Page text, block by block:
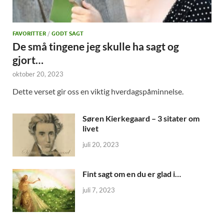
FAVORITTER / GODT SAGT
De små tingene jeg skulle ha sagt og
gjort…
oktober 20, 2023
Dette verset gir oss en viktig hverdagspåminnelse.
Søren Kierkegaard – 3 sitater om
livet
juli 20, 2023
Fint sagt om en du er glad i…
juli 7, 2023